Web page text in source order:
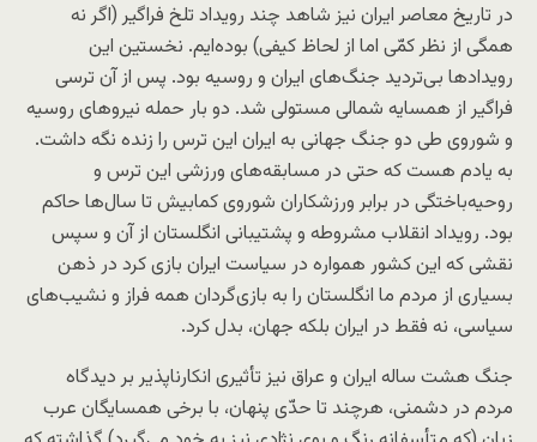
در تاریخ معاصر ایران نیز شاهد چند رویداد تلخ فراگیر (اگر نه
همگی از نظر کمّی اما از لحاظ کیفی) بود‌ه‌ایم. نخستین این
رویداد‌ها بی‌تردید جنگ‌های ایران و روسیه بود. پس از آن ترسی
فراگیر از همسایه شمالی مستولی شد. دو بار حمله نیرو‌های روسیه
و شوروی طی دو جنگ جهانی به ایران این ترس را زنده نگه داشت.
به یادم هست که حتی در مسابقه‌های ورزشی این ترس و
روحیه‌باختگی در برابر ورزشکاران شوروی کمابیش تا سال‌ها حاکم
بود. رویداد انقلاب مشروطه و پشتیبانی انگلستان از آن و سپس
نقشی که این کشور همواره در سیاست ایران بازی کرد در ذهن
بسیاری از مردم ما انگلستان را به بازی‌گردان همه فراز و نشیب‌های
سیاسی، نه فقط در ایران بلکه جهان، بدل کرد.
جنگ هشت ساله ایران و عراق نیز تأثیری انکارناپذیر بر دیدگاه
مردم در دشمنی، هرچند تا حدّی پنهان، با برخی همسایگان عرب